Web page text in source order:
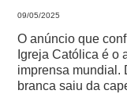
09/05/2025
O anúncio que
Igreja Católica é o
imprensa mundial.
branca saiu da